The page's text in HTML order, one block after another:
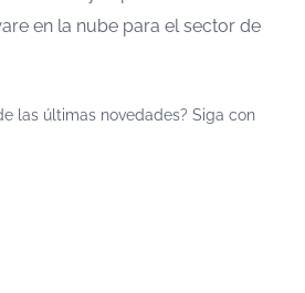
en la nube para el sector de
las últimas novedades? Siga con